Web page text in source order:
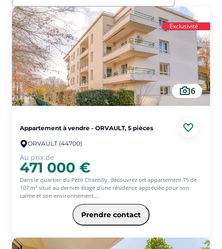
Exclusivité
6
Appartement à vendre - ORVAULT, 5 pièces
ORVAULT (44700)
Au prix de
471 000 €
Dans le quartier du Petit Chantilly, découvrez cet appartement T5 de
107 m² situé au dernier étage d'une résidence appréciée pour son
calme et son environnement.
Une terrasse de 145 m², véritable prolongement de la pièce de vie,
offrant une vue dégagée et un espace idéal pour recevoir, se détendre
ou profiter pleinement des beaux jours.
L'appartement comprend une belle pièce de vie lumineuse ouverte
quatre chambres, une salle de bains, une salle d'eau et un WC
Prendre contact